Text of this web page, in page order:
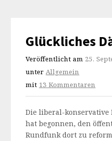
Glückliches
Veröffentlicht am 25.
unterAllgemein
mit 13 Kommentaren
Die liberal-konservative
hat begonnen, den
Rundfunk dort zu